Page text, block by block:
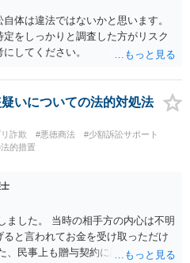
体は違法ではないかと思います。
をしっかりと調査した方がリスク
してください。
いについての法的対処法
詐欺 #悪徳商法
#少額訴訟サポート
的措置
ました。 当時の相手方の内心は不明
と言われてお金を受け取っただけ
、民事上も贈与契約に該当すると思